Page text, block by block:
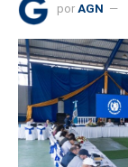
por AGN